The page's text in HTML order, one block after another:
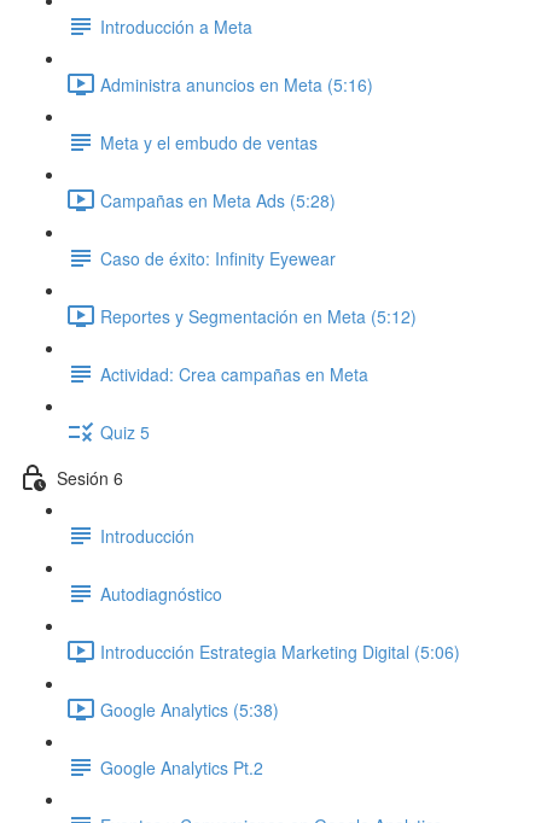
Introducción a Meta
Administra anuncios en Meta (5:16)
Meta y el embudo de ventas
Campañas en Meta Ads (5:28)
Caso de éxito: Infinity Eyewear
Reportes y Segmentación en Meta (5:12)
Actividad: Crea campañas en Meta
Quiz 5
Sesión 6
Introducción
Autodiagnóstico
Introducción Estrategia Marketing Digital (5:06)
Google Analytics (5:38)
Google Analytics Pt.2